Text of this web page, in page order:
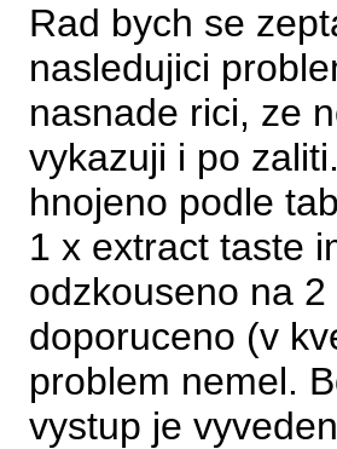
Rad bych se
nasledujici
nasnade rici, ze
vykazuji i po
hnojeno podle
1 x extract taste
odzkouseno na
doporuceno (v
problem nemel.
vystup je